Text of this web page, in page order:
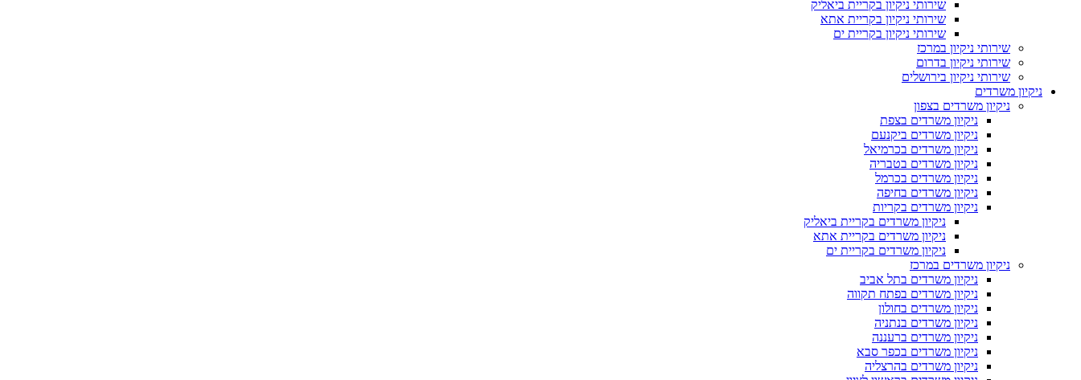
שירותי ניקיון בקריית ביאליק
שירותי ניקיון בקריית אתא
שירותי ניקיון בקריית ים
שירותי ניקיון במרכז
שירותי ניקיון בדרום
שירותי ניקיון בירושלים
ניקיון משרדים
ניקיון משרדים בצפון
ניקיון משרדים בצפת
ניקיון משרדים ביקנעם
ניקיון משרדים בכרמיאל
ניקיון משרדים בטבריה
ניקיון משרדים בכרמל
ניקיון משרדים בחיפה
ניקיון משרדים בקריות
ניקיון משרדים בקריית ביאליק
ניקיון משרדים בקריית אתא
ניקיון משרדים בקריית ים
ניקיון משרדים במרכז
ניקיון משרדים בתל אביב
ניקיון משרדים בפתח תקווה
ניקיון משרדים בחולון
ניקיון משרדים בנתניה
ניקיון משרדים ברעננה
ניקיון משרדים בכפר סבא
ניקיון משרדים בהרצליה